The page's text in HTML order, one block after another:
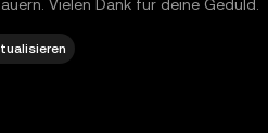
Vielen Dank für deine Geduld.